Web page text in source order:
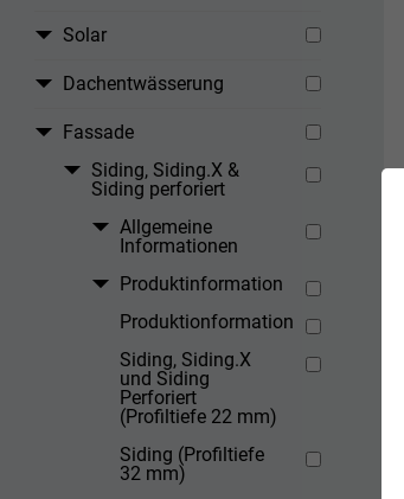
Solar
Dachentwässerung
Fassade
Siding, Siding.X &
Siding perforiert
Allgemeine
Informationen
Produktinformation
Produktionformation
Siding, Siding.X
und Siding
Perforiert
(Profiltiefe 22 mm)
Siding (Profiltiefe
32 mm)